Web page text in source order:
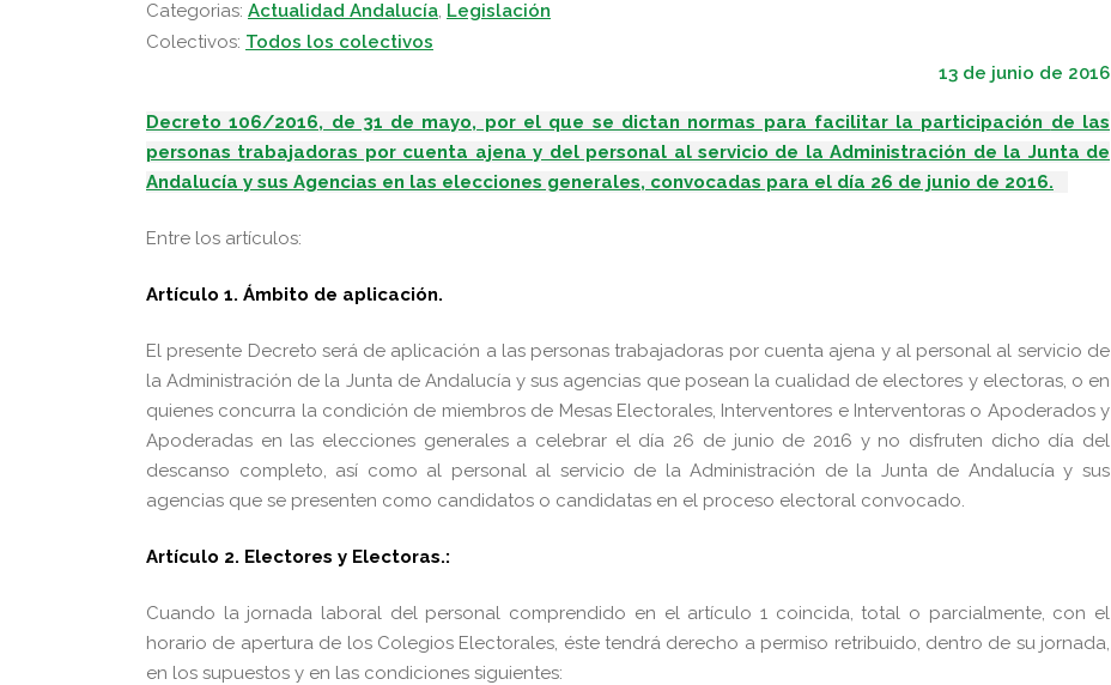
Categorias: Actualidad Andalucía, Legislación
Colectivos: Todos los colectivos
13 de junio de 2016
Decreto 106/2016, de 31 de mayo, por el que se dictan normas para facilitar la participación de las
personas trabajadoras por cuenta ajena y del personal al servicio de la Administración de la Junta de
Andalucía y sus Agencias en las elecciones generales, convocadas para el día 26 de junio de 2016.
Entre los artículos:
Artículo 1. Ámbito de aplicación.
El presente Decreto será de aplicación a las personas trabajadoras por cuenta ajena y al personal al servicio de
la Administración de la Junta de Andalucía y sus agencias que posean la cualidad de electores y electoras, o en
quienes concurra la condición de miembros de Mesas Electorales, Interventores e Interventoras o Apoderados y
Apoderadas en las elecciones generales a celebrar el día 26 de junio de 2016 y no disfruten dicho día del
descanso completo, así como al personal al servicio de la Administración de la Junta de Andalucía y sus
agencias que se presenten como candidatos o candidatas en el proceso electoral convocado.
Artículo 2. Electores y Electoras.:
Cuando la jornada laboral del personal comprendido en el artículo 1 coincida, total o parcialmente, con el
horario de apertura de los Colegios Electorales, éste tendrá derecho a permiso retribuido, dentro de su jornada,
en los supuestos y en las condiciones siguientes: